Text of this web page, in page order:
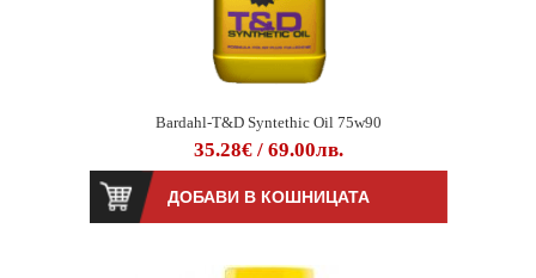
Bardahl-T&D Syntethic Oil 75w90
35.28€ / 69.00лв.